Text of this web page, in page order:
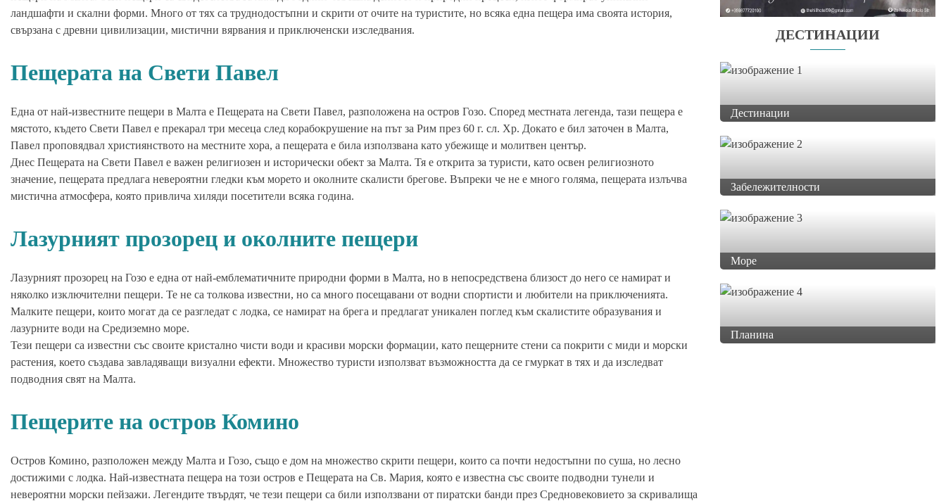
ДЕСТИНАЦИИ
Дестинации
Забележителности
Море
Планина
ландшафти и скални форми. Много от тях са труднодостъпни и скрити от очите на туристите, но всяка една пещера има своята история,
свързана с древни цивилизации, мистични вярвания и приключенски изследвания.
Пещерата на Свети Павел
Една от най-известните пещери в Малта е Пещерата на Свети Павел, разположена на остров Гозо. Според местната легенда, тази пещера е
мястото, където Свети Павел е прекарал три месеца след корабокрушение на път за Рим през 60 г. сл. Хр. Докато е бил заточен в Малта,
Павел проповядвал християнството на местните хора, а пещерата е била използвана като убежище и молитвен център.
Днес Пещерата на Свети Павел е важен религиозен и исторически обект за Малта. Тя е открита за туристи, като освен религиозното
значение, пещерата предлага невероятни гледки към морето и околните скалисти брегове. Въпреки че не е много голяма, пещерата излъчва
мистична атмосфера, която привлича хиляди посетители всяка година.
Лазурният прозорец и околните пещери
Лазурният прозорец на Гозо е една от най-емблематичните природни форми в Малта, но в непосредствена близост до него се намират и
няколко изключителни пещери. Те не са толкова известни, но са много посещавани от водни спортисти и любители на приключенията.
Малките пещери, които могат да се разгледат с лодка, се намират на брега и предлагат уникален поглед към скалистите образувания и
лазурните води на Средиземно море.
Тези пещери са известни със своите кристално чисти води и красиви морски формации, като пещерните стени са покрити с миди и морски
растения, което създава завладяващи визуални ефекти. Множество туристи използват възможността да се гмуркат в тях и да изследват
подводния свят на Малта.
Пещерите на остров Комино
Остров Комино, разположен между Малта и Гозо, също е дом на множество скрити пещери, които са почти недостъпни по суша, но лесно
достижими с лодка. Най-известната пещера на този остров е Пещерата на Св. Мария, която е известна със своите подводни тунели и
невероятни морски пейзажи. Легендите твърдят, че тези пещери са били използвани от пиратски банди през Средновековието за скривалища